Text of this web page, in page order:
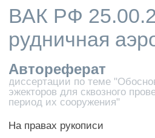
ВАК РФ
рудничная
Автореферат
диссертации по теме
эжекторов для сквозного
период их сооружения"
На правах рукописи